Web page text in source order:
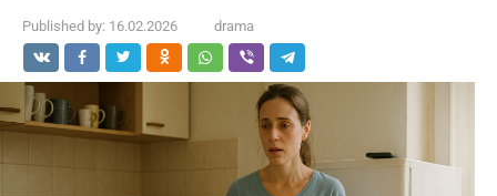
Published by: 16.02.2026 drama